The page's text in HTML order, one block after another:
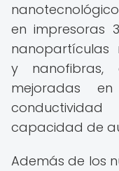
en impresoras
nanopartículas
y nanofibras,
mejoradas
capacidad de
Además de los